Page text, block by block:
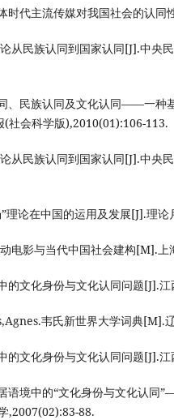
时代主流传媒对我国社会的认
从民族认同到国家认同[J].中央
、民族认同及文化认同——一种
(社会科学版),2010(01):106-113.
从民族认同到国家认同[J].中央
理论在中国的运用及发展[J].理
电影与当代中国社会建构[M].上
的文化身份与文化认同问题[J].
韦氏新世界大学词典[M].
的文化身份与文化认同问题[J].
语境中的“文化身份与文化认同
,2007(02):83-88.